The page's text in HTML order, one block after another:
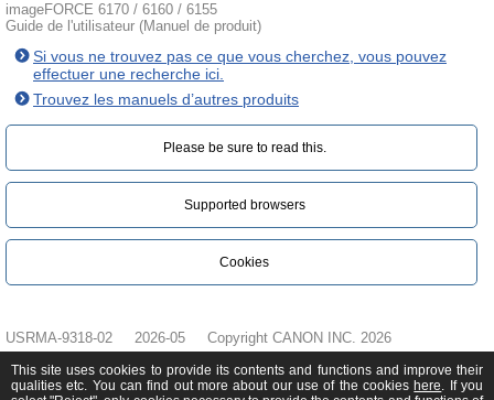
imageFORCE 6170 / 6160 / 6155
Guide de l'utilisateur (Manuel de produit)
Si vous ne trouvez pas ce que vous cherchez, vous pouvez
effectuer une recherche ici.
Trouvez les manuels d’autres produits
Please be sure to read this.‎
Supported browsers
Cookies
USRMA-9318-02 2026-05 Copyright CANON INC. 2026
This site uses cookies to provide its contents and functions and improve their
qualities etc. You can find out more about our use of the cookies here. If you